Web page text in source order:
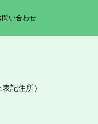
問い合わせ
記住所）